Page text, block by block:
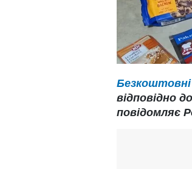
Безкоштовні
відповідно
повідомляє